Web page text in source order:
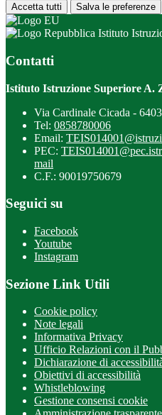
Accetta tutti Salva le preferenze
Istituto
Contatti
Istituto Istruzione Superiore A.
Via Cardinale Cicada -
Tel: 0858780006
Email:
PEC:
mail
C.F.: 90019750679
Seguici su
Facebook
Youtube
Instagram
Sezione Link Utili
Cookie policy
Note legali
Informativa Privacy
Ufficio Relazioni con il
Dichiarazione di
Obiettivi di accessibilità
Whistleblowing
Gestione consensi cookie